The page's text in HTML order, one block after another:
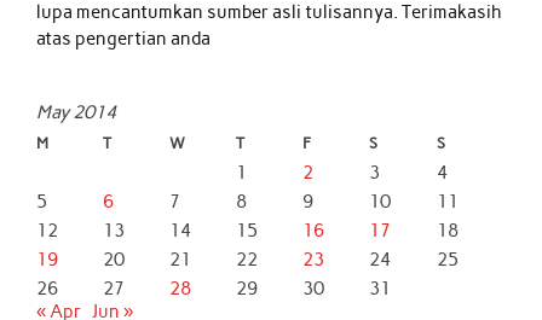
lupa mencantumkan sumber asli tulisannya. Terimakasih
atas pengertian anda
May 2014
M T W T F S S
1 2 3
4
5
6 7 8 9 10
11
12
13 14 15 16 17
18
19
20 21 22 23 24
25
26
27 28 29 30
31
« Apr Jun »